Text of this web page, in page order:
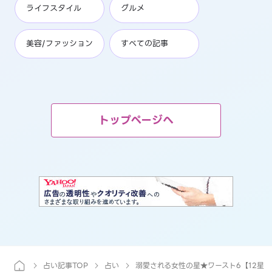
ライフスタイル グルメ
美容/ファッション すべての記事
トップページへ
占い記事TOP 占い 溺愛される女性の星★ワースト6【12星